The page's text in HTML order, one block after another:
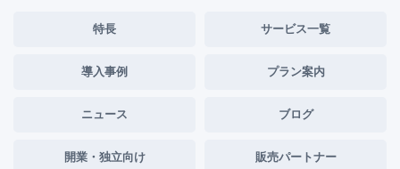
特長 サービス一覧
導入事例 プラン案内
ニュース ブログ
開業・独立向け 販売パートナー